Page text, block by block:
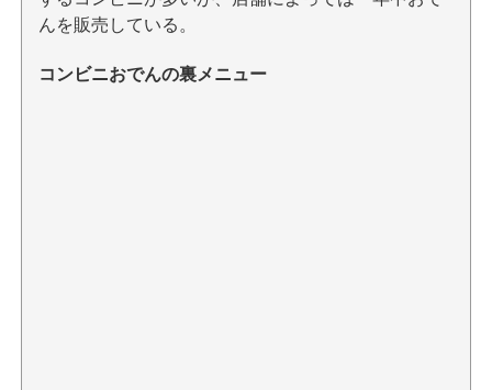
んを販売している。
コンビニおでんの裏メニュー